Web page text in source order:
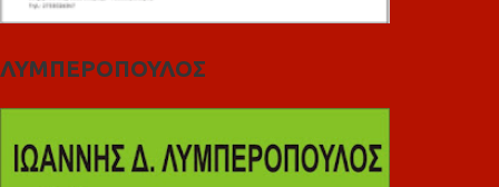
ΛΥΜΠΕΡΟΠΟΥΛΟΣ